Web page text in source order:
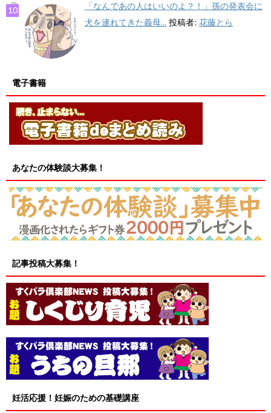
「なんであの人はいいのよ？！」孫の発表会に
犬を連れてきた義母... 投稿者: 花藤とら
電子書籍
あなたの体験談大募集！
記事投稿大募集！
妊活応援！妊娠のための基礎講座